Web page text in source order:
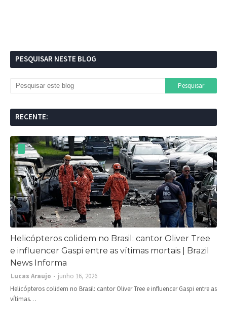
PESQUISAR NESTE BLOG
RECENTE:
Helicópteros colidem no Brasil: cantor Oliver Tree
e influencer Gaspi entre as vítimas mortais | Brazil
News Informa
Lucas Araujo
junho 16, 2026
Helicópteros colidem no Brasil: cantor Oliver Tree e influencer Gaspi entre as
vítimas…